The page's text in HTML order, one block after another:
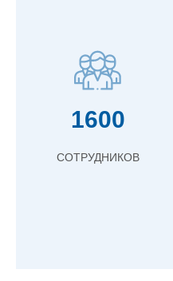
1600
СОТРУДНИКОВ